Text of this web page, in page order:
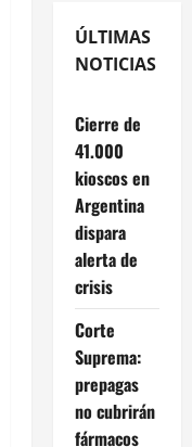
ÚLTIMAS
NOTICIAS
Cierre de
41.000
kioscos en
Argentina
dispara
alerta de
crisis
Corte
Suprema:
prepagas
no cubrirán
fármacos